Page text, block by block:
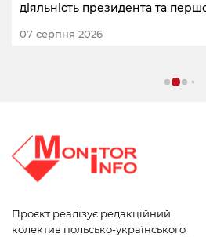
діяльність президента та
07 серпня 2026
Проєкт реалізує редакційний
колектив польсько-українського